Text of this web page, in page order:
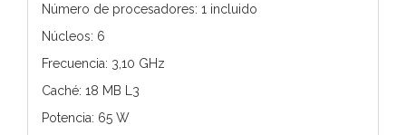
Número de procesadores: 1 incluido
Núcleos: 6
Frecuencia: 3,10 GHz
Caché: 18 MB L3
Potencia: 65 W